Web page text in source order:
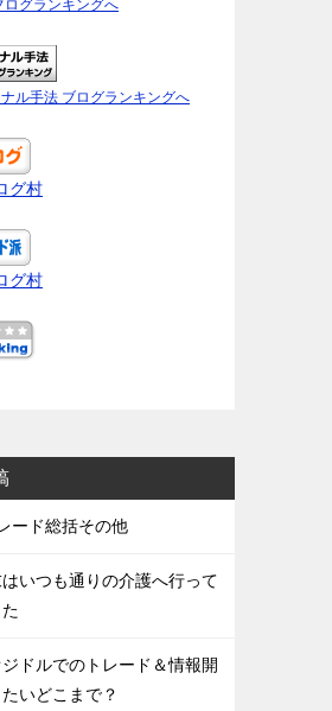
ログランキングへ
ル手法 ブログランキングへ
グ村
グ村
ード総括その他
いつも通りの介護へ行って
ドルでのトレード＆情報開
いどこまで？